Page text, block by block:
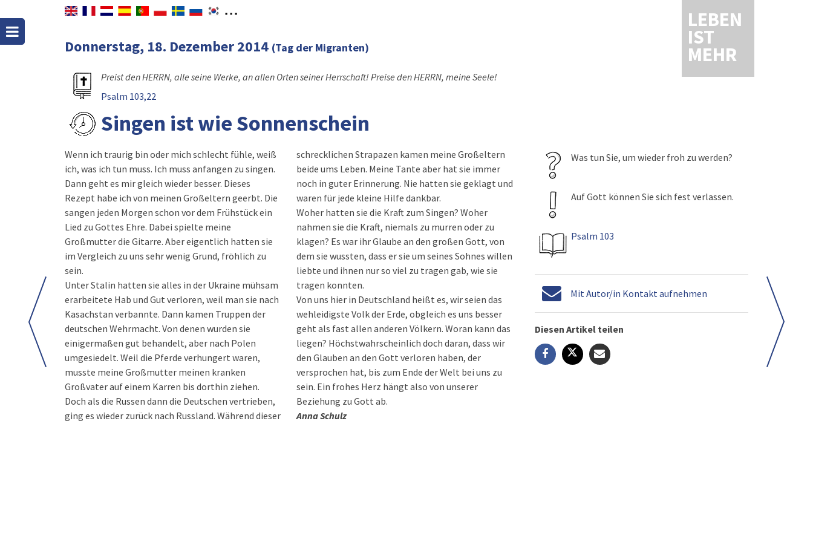
LEBEN
IST
MEHR
Donnerstag, 18. Dezember 2014 (Tag der Migranten)
Preist den HERRN, alle seine Werke, an allen Orten seiner Herrschaft! Preise den HERRN, meine Seele!
Psalm 103,22
Singen ist wie Sonnenschein
Wenn ich traurig bin oder mich schlecht fühle, weiß
ich, was ich tun muss. Ich muss anfangen zu singen.
Dann geht es mir gleich wieder besser. Dieses
Rezept habe ich von meinen Großeltern geerbt. Die
sangen jeden Morgen schon vor dem Frühstück ein
Lied zu Gottes Ehre. Dabei spielte meine
Großmutter die Gitarre. Aber eigentlich hatten sie
im Vergleich zu uns sehr wenig Grund, fröhlich zu
sein.
Unter Stalin hatten sie alles in der Ukraine mühsam
erarbeitete Hab und Gut verloren, weil man sie nach
Kasachstan verbannte. Dann kamen Truppen der
deutschen Wehrmacht. Von denen wurden sie
einigermaßen gut behandelt, aber nach Polen
umgesiedelt. Weil die Pferde verhungert waren,
musste meine Großmutter meinen kranken
Großvater auf einem Karren bis dorthin ziehen.
Doch als die Russen dann die Deutschen vertrieben,
ging es wieder zurück nach Russland. Während dieser
schrecklichen Strapazen kamen meine Großeltern
beide ums Leben. Meine Tante aber hat sie immer
noch in guter Erinnerung. Nie hatten sie geklagt und
waren für jede kleine Hilfe dankbar.
Woher hatten sie die Kraft zum Singen? Woher
nahmen sie die Kraft, niemals zu murren oder zu
klagen? Es war ihr Glaube an den großen Gott, von
dem sie wussten, dass er sie um seines Sohnes willen
liebte und ihnen nur so viel zu tragen gab, wie sie
tragen konnten.
Von uns hier in Deutschland heißt es, wir seien das
wehleidigste Volk der Erde, obgleich es uns besser
geht als fast allen anderen Völkern. Woran kann das
liegen? Höchstwahrscheinlich doch daran, dass wir
den Glauben an den Gott verloren haben, der
versprochen hat, bis zum Ende der Welt bei uns zu
sein. Ein frohes Herz hängt also von unserer
Beziehung zu Gott ab.
Anna Schulz
Was tun Sie, um wieder froh zu werden?
Auf Gott können Sie sich fest verlassen.
Psalm 103
Mit Autor/in Kontakt aufnehmen
Diesen Artikel teilen